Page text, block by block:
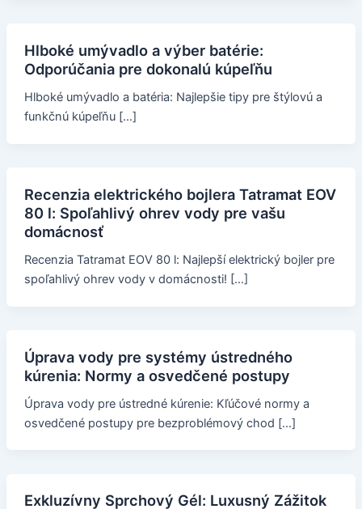
Hlboké umývadlo a výber batérie:
Odporúčania pre dokonalú kúpeľňu
Hlboké umývadlo a batéria: Najlepšie tipy pre štýlovú a
funkčnú kúpeľňu […]
Recenzia elektrického bojlera Tatramat EOV
80 l: Spoľahlivý ohrev vody pre vašu
domácnosť
Recenzia Tatramat EOV 80 l: Najlepší elektrický bojler pre
spoľahlivý ohrev vody v domácnosti! […]
Úprava vody pre systémy ústredného
kúrenia: Normy a osvedčené postupy
Úprava vody pre ústredné kúrenie: Kľúčové normy a
osvedčené postupy pre bezproblémový chod […]
Exkluzívny Sprchový Gél: Luxusný Zážitok